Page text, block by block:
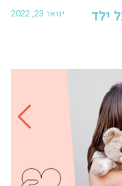
ינואר 23, 2022
2024 – כל ילד